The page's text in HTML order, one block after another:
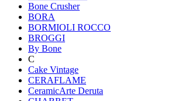
Bone Crusher
BORA
BORMIOLI ROCCO
BROGGI
By Bone
C
Cake Vintage
CERAFLAME
CeramicArte Deruta